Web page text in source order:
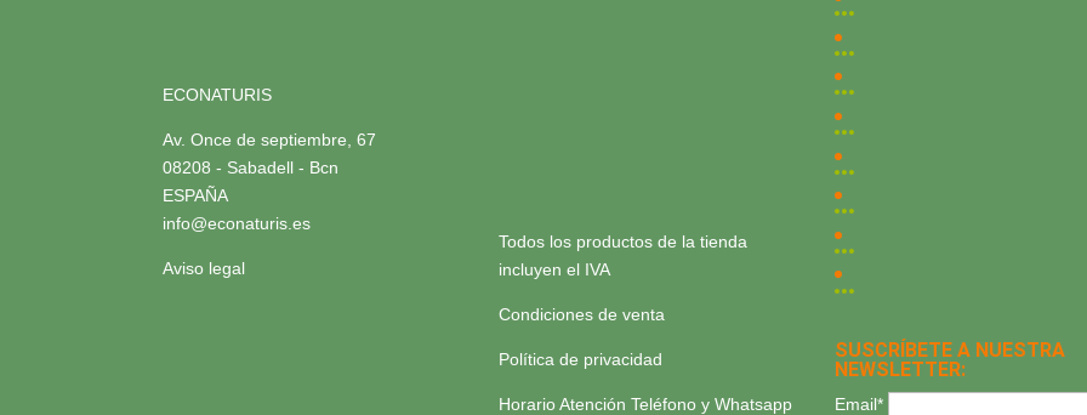
ECONATURIS
Av. Once de septiembre, 67
08208 - Sabadell - Bcn
ESPAÑA
info@econaturis.es
Aviso legal
Todos los productos de la tienda
incluyen el IVA
Condiciones de venta
Política de privacidad
Horario Atención Teléfono y Whatsapp
SUSCRÍBETE A NUESTRA
NEWSLETTER:
Email*